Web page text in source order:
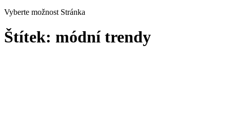
Vyberte možnost Stránka
Štítek: módní trendy